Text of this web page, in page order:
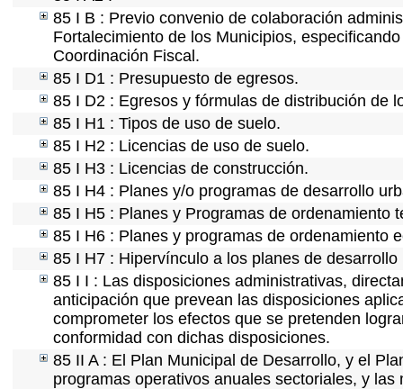
85 I B : Previo convenio de colaboración
Fortalecimiento de los Municipios,
Coordinación Fiscal.
85 I D1 : Presupuesto de egresos.
85 I D2 : Egresos y fórmulas de distribución de
85 I H1 : Tipos de uso de suelo.
85 I H2 : Licencias de uso de suelo.
85 I H3 : Licencias de construcción.
85 I H4 : Planes y/o programas de desarrollo
85 I H5 : Planes y Programas de ordenamiento
85 I H6 : Planes y programas de ordenamiento
85 I H7 : Hipervínculo a los planes de desarrollo
85 I I : Las disposiciones administrativas,
anticipación que prevean las disposiciones
comprometer los efectos que se pretenden
conformidad con dichas disposiciones.
85 II A : El Plan Municipal de Desarrollo, y el
programas operativos anuales sectoriales, y